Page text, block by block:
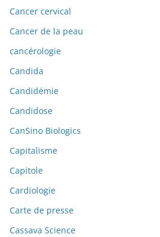
Cancer cervical
Cancer de la peau
cancérologie
Candida
Candidémie
Candidose
CanSino Biologics
Capitalisme
Capitole
Cardiologie
Carte de presse
Cassava Science